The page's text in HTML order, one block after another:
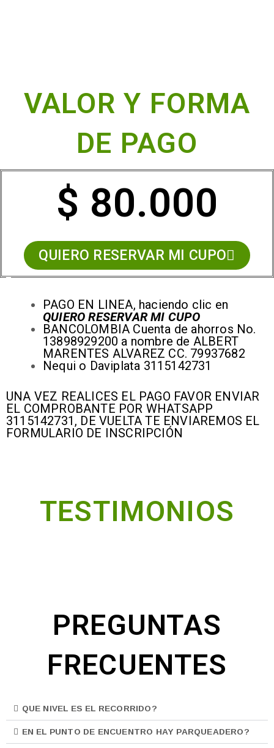
VALOR Y FORMA
DE PAGO
$ 80.000
QUIERO RESERVAR MI CUPO
PAGO EN LINEA, haciendo clic en
QUIERO RESERVAR MI CUPO
BANCOLOMBIA Cuenta de ahorros No.
13898929200 a nombre de ALBERT
MARENTES ALVAREZ CC. 79937682
Nequi o Daviplata 3115142731
UNA VEZ REALICES EL PAGO FAVOR ENVIAR
EL COMPROBANTE POR WHATSAPP
3115142731, DE VUELTA TE ENVIAREMOS EL
FORMULARIO DE INSCRIPCIÓN
TESTIMONIOS
PREGUNTAS
FRECUENTES
QUE NIVEL ES EL RECORRIDO?
EN EL PUNTO DE ENCUENTRO HAY PARQUEADERO?